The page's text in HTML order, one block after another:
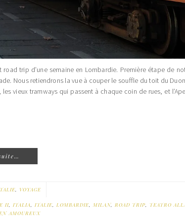
trip d’une semaine en Lombardie. Première étape de
Nous retiendrons la vue à couper le souffle du toit du
vieux tramways qui passent à chaque coin de rues, et
, VOYAGE
II, ITALIA, ITALIE, LOMBARDIE, MILAN, ROAD TRIP, TEATRO
AMOUREUX